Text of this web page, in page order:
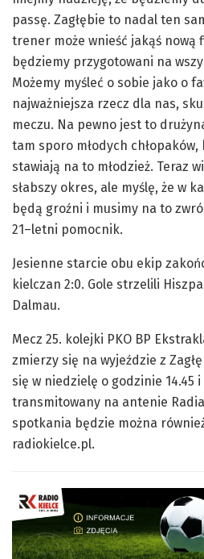
passę. Zagłębie to nadal ten
trener może wnieść jakąś nową
będziemy przygotowani na
Możemy myśleć o sobie jako o
najważniejsza rzecz dla nas,
meczu. Na pewno jest to
tam sporo młodych
stawiają na to młodzież. Teraz
słabszy okres, ale myślę, że w
będą groźni i musimy na to
21–letni pomocnik.
Jesienne starcie obu ekip
kielczan 2:0. Gole strzelili
Dalmau.
Mecz 25. kolejki PKO BP
zmierzy się na wyjeździe z
się w niedzielę o godzinie 14.45 i
transmitowany na antenie
spotkania będzie można
radiokielce.pl.